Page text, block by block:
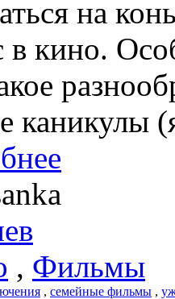
на
в кино.
каникулы
, Фильмы
, семейные фильмы ,